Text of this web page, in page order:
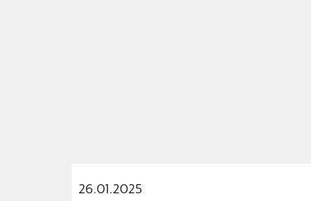
26.01.2025